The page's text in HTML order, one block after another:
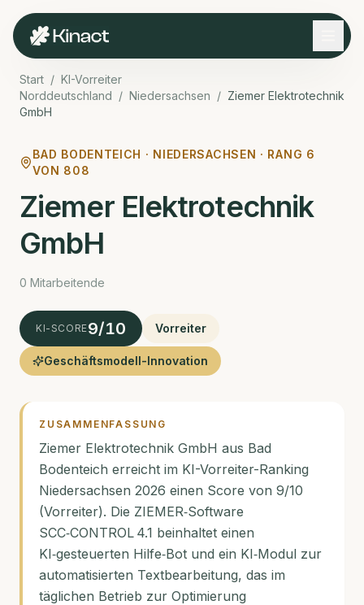
Start / KI-Vorreiter
Norddeutschland / Niedersachsen / Ziemer Elektrotechnik
GmbH
BAD BODENTEICH · NIEDERSACHSEN · RANG 6
VON 808
Ziemer Elektrotechnik
GmbH
0 Mitarbeitende
KI-SCORE9/10 Vorreiter
Geschäftsmodell-Innovation
ZUSAMMENFASSUNG
Ziemer Elektrotechnik GmbH aus Bad
Bodenteich erreicht im KI-Vorreiter-Ranking
Niedersachsen 2026 einen Score von 9/10
(Vorreiter). Die ZIEMER‑Software
SCC‑CONTROL 4.1 beinhaltet einen
KI‑gesteuerten Hilfe‑Bot und ein KI‑Modul zur
automatisierten Textbearbeitung, das im
täglichen Betrieb zur Optimierung